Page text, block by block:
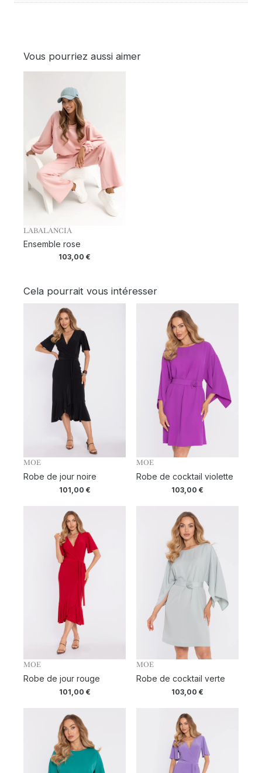
Vous pourriez aussi aimer
LABALANCIA
Ensemble rose
103,00€
Cela pourrait vous intéresser
MOE
Robe de jour noire
101,00 €
MOE
Robe de cocktail violette
103,00 €
MOE
Robe de jour rouge
101,00 €
MOE
Robe de cocktail verte
103,00 €